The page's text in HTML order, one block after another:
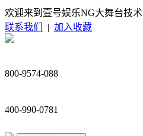
欢迎来到壹号娱乐NG大舞台技术
联系我们
| 加入收藏
800-9574-088
400-990-0781